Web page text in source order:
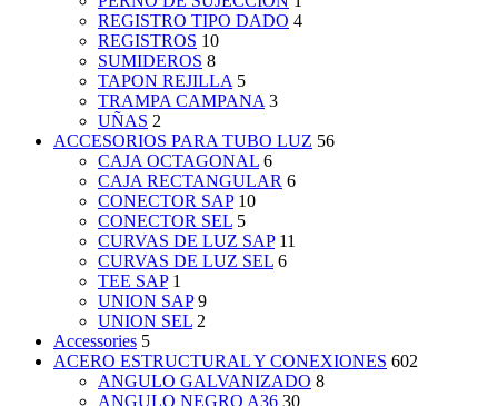
REGISTRO TIPO DADO 4
REGISTROS 10
SUMIDEROS 8
TAPON REJILLA 5
TRAMPA CAMPANA 3
UÑAS 2
ACCESORIOS PARA TUBO LUZ 56
CAJA OCTAGONAL 6
CAJA RECTANGULAR 6
CONECTOR SAP 10
CONECTOR SEL 5
CURVAS DE LUZ SAP 11
CURVAS DE LUZ SEL 6
TEE SAP 1
UNION SAP 9
UNION SEL 2
Accessories 5
ACERO ESTRUCTURAL Y CONEXIONES 602
ANGULO GALVANIZADO 8
ANGULO NEGRO A36 30